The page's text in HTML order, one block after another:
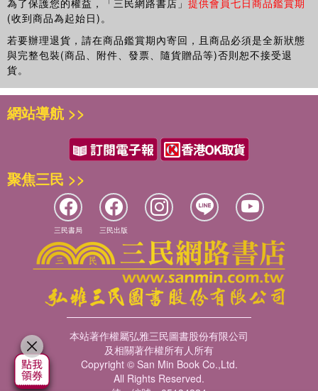
【本書簡介】
大腦決定你怎麼認知愛、接受愛、或逃避愛。你如何親近與遠
離他人，如何向別人表態，都根植於你的腦神經系統。這些反
應模式早在生命初期，便根深柢固地成為個性的一部分，我們
只不過跟著指令去執行與行動。
每一個人都渴望為愛連結，也害怕為情所傷，各自以不同方式
追求內心的渴望、表達需求、及面對衝突。然而，你若找到與
伴侶之間適當的依戀模式，終將能跨越彼此的差異，開創持久
本書是專為伴侶關係量身定制，引導你認識身邊伴侶的思緒。
其中包括不同領域的綜合研究，從腦神經科學、依附理論與情
緒調節，企圖找出愛情歷久不衰的法則。本書提供了十個不同
階段的指引原則，以及二十七個關係練習，作為增進與深化關
係的重要途徑。
（The Science of Trust）作者
「這本書提出一個值得深思的議題：我們的伴侶關係如何表
現，取決於我們是否嚴肅看待依附理論與神經科學研究所教導
我們的功課。」
Honeymoon）作者
「史丹．塔特金以簡潔洗練的文字，使伴侶們明白，且樂於成
為最了解彼此的專家。他建議伴侶們共築『伴侶圈圈』，在這
個圈圈裡，每一個伴侶都是對方人生中最重要的人，同時也是
伴侶一輩子可以倚靠的人。」
——馬禮安．梭羅門（Marion F. Solomon）博士，《為自己
活，也為別人活》（Narcissism and Intimacy）作者
推薦序 理想伴侶關係、婚姻契合的新視野
早在人類歷史的起源，伴侶關係一直是所有物種生命最基本的
社會結構，促使家庭、社群、社會、文化與文明的勃發與急速
成長。只是，協助伴侶如何增進彼此關係的品質，則是近幾年
項其實不多，僅能從有限的家庭或社會制度尋得幫助，而且大
多以宗教群體為主。但是，我們發現，什麼樣的家庭就決定了
什麼樣的社會，再加上伴侶、團體與文化之間恆常存在的衝突
練習17：不思考的回話練習
練習18：標示你的守候網絡
練習19：誰是你們的第三者？
練習20：清楚明確的傳達訊息
練習21：揪出言不及義的廢話
練習22：一起玩
練習24：感謝清單
練習26：檢視壓力指數
練習27：肢體的親密接觸
此感到被接納、被需求、被保護與被關照。我經常在前來尋求
幫助的伴侶身上，看到這部分的匱乏與缺憾。很多時候，這是
他們尋求專業心理諮詢的關鍵緣由。
一切以親密關係為主
潔妮與布萊利的關係，箭在弦上，瀕臨分裂。儘管他們不想結
束這段關係，但不利於彼此關係的事件卻接踵而至，兩人互相
指責與怪罪對方。他們從大一新生時開始交往，而今兩人即將
從大學畢業。其實，兩人都想要結婚，也想要共組家庭。
潔妮的家人住在距離她所讀大學較近的東岸，她與原生家庭的
連結很深，尤其和母親之間的關係格外深厚，兩人幾乎每一天
都要講講話。布萊利從西岸過來升造，西岸是他與家人居住的
家鄉。由於距離遙遠，他一年只回家一次，一年一度的返家行
程，他總不忘邀約潔妮一起陪同。但每一次與布萊利同行時，
除了對布萊利父親敬仰有加之外，潔妮總覺得自己備受忽視。
布萊利喜歡參加舞會，也花不少時間和朋友共處，這些狀況經
常令潔妮得費勁來與其他男人互動，那些交流與對話，對她而
言既無聊又無趣。布萊利從來不曾留意潔妮在這些場合中的強
烈不滿，但每每聚會結束後，想當然耳，布萊利常被潔妮的後
他們之間的典型對話，不外乎：
她說：「你老是這樣！ 你把我帶到這些場合裡，然後把我晾在
(收到商品為起始日)。
若要辦理退貨，請在商品鑑賞期內寄回，且商品必須是全新狀態
與完整包裝(商品、附件、發票、隨貨贈品等)否則恕不接受退
貨。
網站導航 >>
聚焦三民 >>
三民書局 三民出版
本站著作權屬弘雅三民圖書股份有限公司
及相關著作權所有人所有
Copyright © San Min Book Co.,Ltd.
All Rights Reserved.